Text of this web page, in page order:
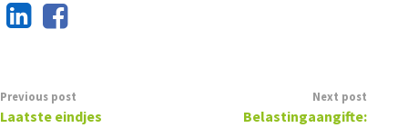
Previous post
Laatste eindjes
Next post
Belastingaangifte: